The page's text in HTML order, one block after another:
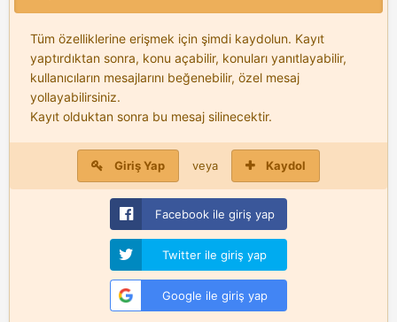
Tüm özelliklerine erişmek için şimdi kaydolun. Kayıt
yaptırdıktan sonra, konu açabilir, konuları yanıtlayabilir,
kullanıcıların mesajlarını beğenebilir, özel mesaj
yollayabilirsiniz.
Kayıt olduktan sonra bu mesaj silinecektir.
Giriş Yap veya Kaydol
Facebook ile giriş yap
Twitter ile giriş yap
Google ile giriş yap